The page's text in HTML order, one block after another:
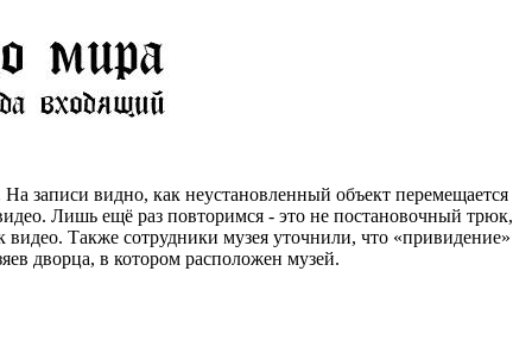
записи видно, как неустановленный объект перемещается
Лишь ещё раз повторимся - это не постановочный трюк,
Также сотрудники музея уточнили, что «привидение»
дворца, в котором расположен музей.